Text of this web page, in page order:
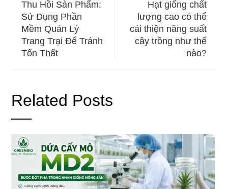
Thu Hồi Sản Phẩm:
Sử Dụng Phần
Mềm Quản Lý
Trang Trại Để Tránh
Tổn Thất
Hạt giống chất
lượng cao có thể
cải thiện năng suất
cây trồng như thế
nào?
Related Posts